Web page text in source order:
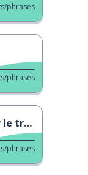
phrases
phrases
phrases